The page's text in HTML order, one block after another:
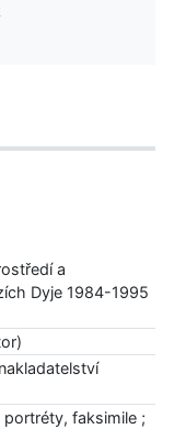
a
Dyje 1984-1995
faksimile ;